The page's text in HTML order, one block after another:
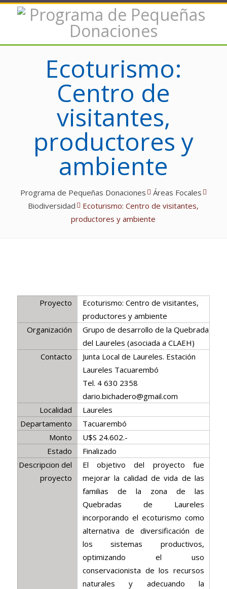
Ecoturismo:
Centro de
visitantes,
productores y
ambiente
Programa de Pequeñas Donaciones
Áreas Focales
Biodiversidad
Ecoturismo: Centro de visitantes,
productores y ambiente
Proyecto
Ecoturismo: Centro de visitantes,
productores y ambiente
Organización
Grupo de desarrollo de la Quebrada
del Laureles (asociada a CLAEH)
Contacto
Junta Local de Laureles. Estación
Laureles Tacuarembó
Tel. 4 630 2358
dario.bichadero@gmail.com
Localidad
Laureles
Departamento
Tacuarembó
Monto
U$S 24.602.-
Estado
Finalizado
Descripcion del
proyecto
El objetivo del proyecto fue
mejorar la calidad de vida de las
familias de la zona de las
Quebradas de Laureles
incorporando el ecoturismo como
alternativa de diversificación de
los sistemas productivos,
optimizando el uso
conservacionista de los recursos
naturales y adecuando la